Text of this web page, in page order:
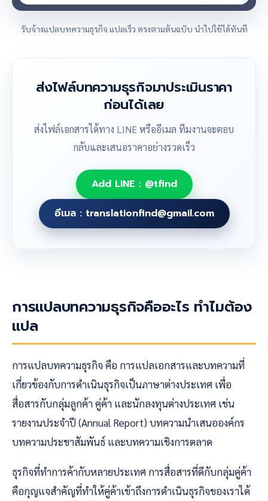
รับจ้างแปลบทความธุรกิจ แปลเร็ว ตรงตามต้นฉบับ นำไปใช้ได้ทันที
ส่งไฟล์บทความธุรกิจมาประเมินราคา
ก่อนได้เลย
ส่งไฟล์เอกสารได้ทาง LINE หรืออีเมล ทีมงานจะตอบ
กลับและเสนอราคาอย่างรวดเร็ว
Add LINE : @tfind
อีเมล : translationfind@gmail.com
การแปลบทความธุรกิจคืออะไร ทำไมต้อง
แปล
การแปลบทความธุรกิจ คือ การแปลเอกสารและบทความที่
เกี่ยวข้องกับการดำเนินธุรกิจเป็นภาษาต่างประเทศ เพื่อ
สื่อสารกับกลุ่มลูกค้า คู่ค้า และนักลงทุนต่างประเทศ เช่น
รายงานประจำปี (Annual Report) บทความนำเสนอองค์กร
บทความประชาสัมพันธ์ และบทความเชิงการตลาด
ธุรกิจที่ทำการค้ากับหลายประเทศ การสื่อสารที่ดีกับกลุ่มคู่ค้า
คือกุญแจสำคัญที่ทำให้คู่ค้าเข้าถึงการดำเนินธุรกิจของเราได้